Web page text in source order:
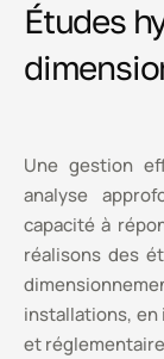
Études
Une gestion
analyse
capacité à
réalisons des
installations,
et